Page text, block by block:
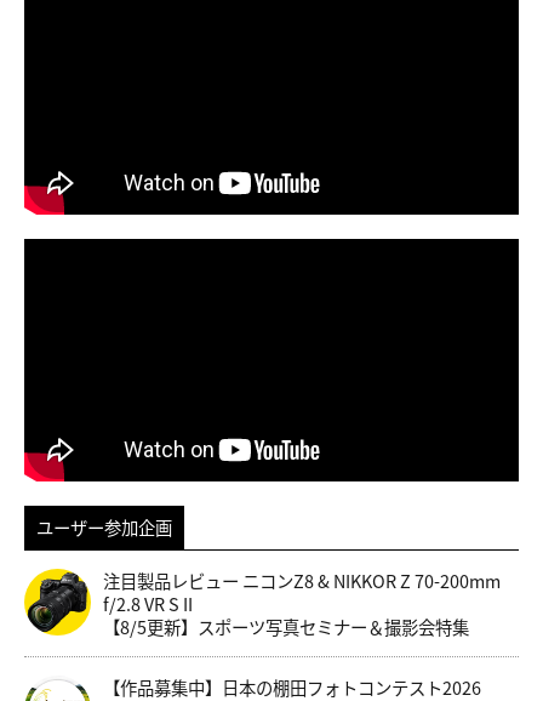
ユーザー参加企画
注目製品レビュー ニコンZ8 & NIKKOR Z 70-200mm
f/2.8 VR S II
【8/5更新】スポーツ写真セミナー＆撮影会特集
【作品募集中】日本の棚田フォトコンテスト2026